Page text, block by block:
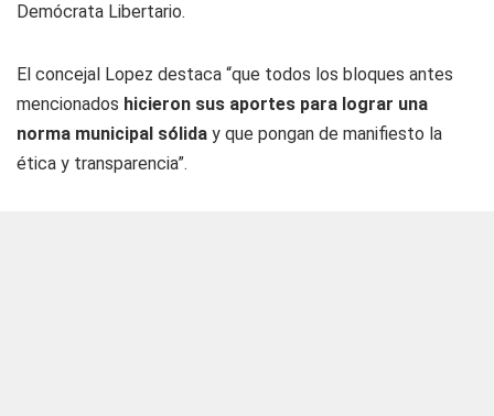
Demócrata Libertario.
El concejal Lopez destaca “que todos los bloques antes
mencionados hicieron sus aportes para lograr una
norma municipal sólida y que pongan de manifiesto la
ética y transparencia”.